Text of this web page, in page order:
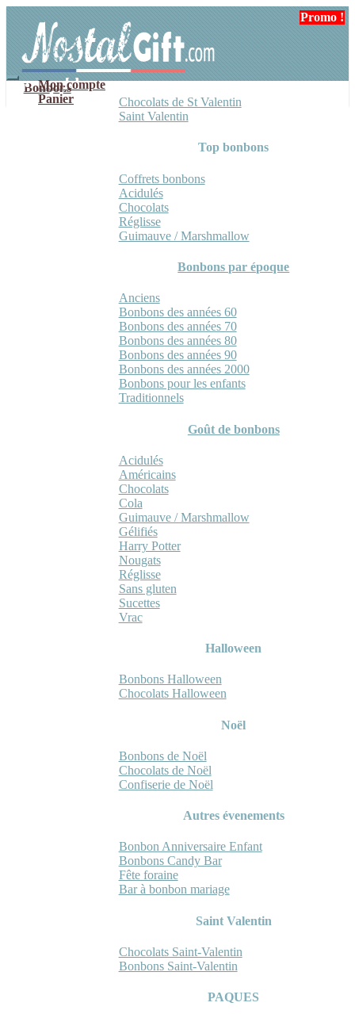
navigation
contenu
Mon compte
Panier
Bonbons
Chocolats de St Valentin
Saint Valentin
Top bonbons
Coffrets bonbons
Acidulés
Chocolats
Réglisse
Guimauve / Marshmallow
Bonbons par époque
Anciens
Bonbons des années 60
Bonbons des années 70
Bonbons des années 80
Bonbons des années 90
Bonbons des années 2000
Bonbons pour les enfants
Traditionnels
Goût de bonbons
Acidulés
Américains
Chocolats
Cola
Guimauve / Marshmallow
Gélifiés
Harry Potter
Nougats
Réglisse
Sans gluten
Sucettes
Vrac
Halloween
Bonbons Halloween
Chocolats Halloween
Noël
Bonbons de Noël
Chocolats de Noël
Confiserie de Noël
Autres évenements
Bonbon Anniversaire Enfant
Bonbons Candy Bar
Fête foraine
Bar à bonbon mariage
Saint Valentin
Chocolats Saint-Valentin
Bonbons Saint-Valentin
PAQUES
Promo !